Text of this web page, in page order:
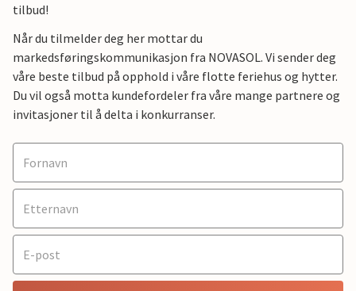
tilbud!
Når du tilmelder deg her mottar du
markedsføringskommunikasjon fra NOVASOL. Vi sender deg
våre beste tilbud på opphold i våre flotte feriehus og hytter.
Du vil også motta kundefordeler fra våre mange partnere og
invitasjoner til å delta i konkurranser.